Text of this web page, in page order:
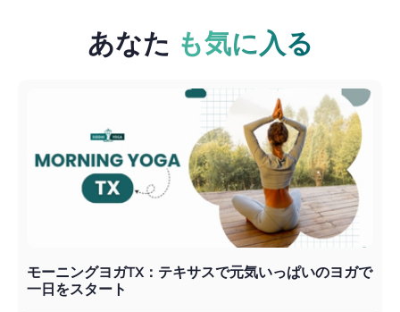
あなた も気に入る
モーニングヨガTX：テキサスで元気いっぱいのヨガで
一日をスタート